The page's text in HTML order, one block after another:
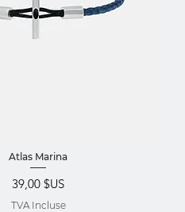
Aperçu rapide
Atlas Marina
Prix
39,00 $US
TVA Incluse